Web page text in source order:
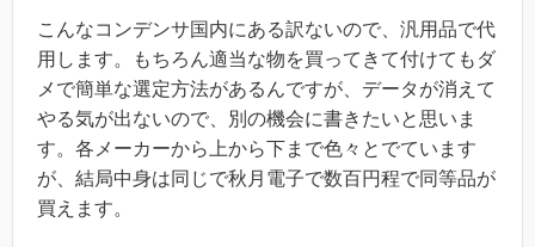
こんなコンデンサ国内にある訳ないので、汎用品で代
用します。もちろん適当な物を買ってきて付けてもダ
メで簡単な選定方法があるんですが、データが消えて
やる気が出ないので、別の機会に書きたいと思いま
す。各メーカーから上から下まで色々とでています
が、結局中身は同じで秋月電子で数百円程で同等品が
買えます。